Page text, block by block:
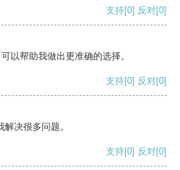
支持[0] 反对[0]
以帮助我做出更准确的选择。
支持[0] 反对[0]
决很多问题。
支持[0] 反对[0]